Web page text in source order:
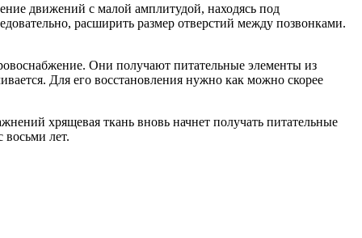
движений с малой амплитудой, находясь под
расширить размер отверстий между позвонками.
Они получают питательные элементы из
Для его восстановления нужно как можно скорее
хрящевая ткань вновь начнет получать питательные
восьми лет.